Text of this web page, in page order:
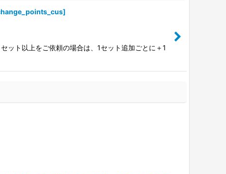
]
ット以上をご依頼の場合は、1セット追加ごとに＋1